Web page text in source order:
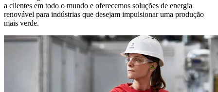
a clientes em todo o mundo e oferecemos soluções de energia
renovável para indústrias que desejam impulsionar uma produção
mais verde.